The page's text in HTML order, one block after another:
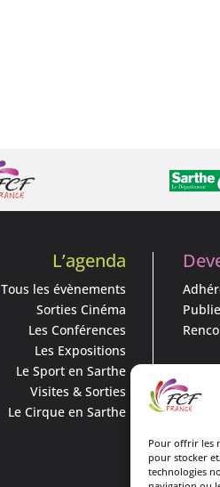
Pour offrir les
pour stocker
technologies
L’agenda
Tous les évènements
Sorties Cinéma
Les Conférences
Les Expositions
Le Sport en Sarthe
Visites & Sorties
Le Cirque en Sarthe
Qui
Nos